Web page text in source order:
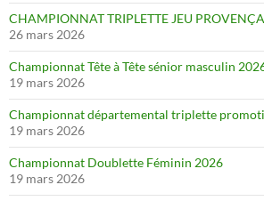
CHAMPIONNAT TRIPLETTE JEU
26 mars 2026
Championnat Tête à Tête sénior masculin
19 mars 2026
Championnat départemental triplette
19 mars 2026
Championnat Doublette Féminin 2026
19 mars 2026